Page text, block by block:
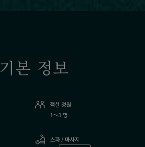
기본 정보
객실 정원
1～3 명
스파 / 마사지